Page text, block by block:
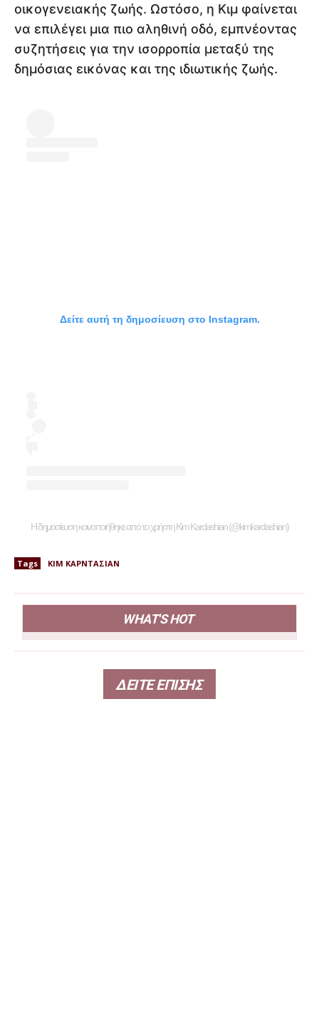
οικογενειακής ζωής. Ωστόσο, η Κιμ φαίνεται
να επιλέγει μια πιο αληθινή οδό, εμπνέοντας
συζητήσεις για την ισορροπία μεταξύ της
δημόσιας εικόνας και της ιδιωτικής ζωής.
Δείτε αυτή τη δημοσίευση στο Instagram.
Η δημοσίευση κοινοποιήθηκε από το χρήστη Kim Kardashian (@kimkardashian)
Tags ΚΙΜ ΚΑΡΝΤΑΣΙΑΝ
WHAT'S HOT
ΔΕΙΤΕ ΕΠΙΣΗΣ